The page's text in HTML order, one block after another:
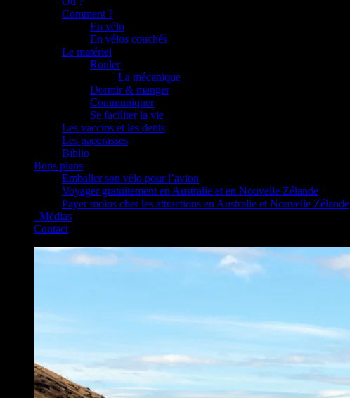
Comment ?
En vélo
En vélos couchés
Le matériel
Rouler
La mécanique
Dormir & manger
Communiquer
Se faciliter la vie
Les vaccins et les dents
Les paperasses
Biblio
Bons plans
Emballer son vélo pour l’avion
Voyager gratuitement en Australie et en Nouvelle Zélande
Payer moins cher les attractions en Australie et Nouvelle Zélande
_Médias
Contact